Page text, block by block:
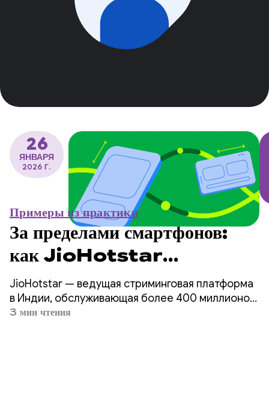
26
ЯНВАРЯ
2026 Г.
Примеры из практики
За пределами смартфонов:
как JioHotstar
оптимизировала
пользовательский интерфейс
JioHotstar — ведущая стриминговая платформа
в Индии, обслуживающая более 400 миллионов
пользователей.
3 мин чтения